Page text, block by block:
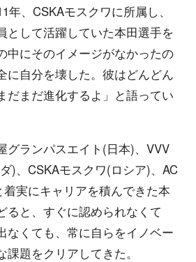
年、CSKAモスクワに所属し、
として活躍していた本田選手を
中にそのイメージがなかったの
に自分を壊した。彼はどんどん
だまだ進化するよ」と語ってい
グランパスエイト(日本)、VVV
)、CSKAモスクワ(ロシア)、AC
着実にキャリアを積んできた本
ると、すぐに認められなくて
なくても、常に自らをイノベー
題をクリアしてきた。